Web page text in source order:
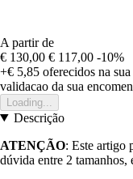
A partir de
€ 130,00 € 117,00 -10%
+€ 5,85 oferecidos na
validacao da sua
Loading...
Descrição
ATENÇÃO: Este artigo
dúvida entre 2 tamanhos,